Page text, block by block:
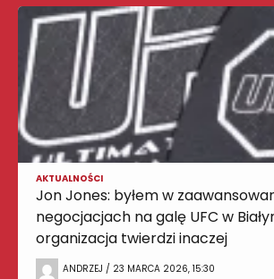
AKTUALNOŚCI
Jon Jones: byłem w
negocjacjach na galę UFC w
organizacja twierdzi inaczej
ANDRZEJ / 23 MARCA 2026, 15:30